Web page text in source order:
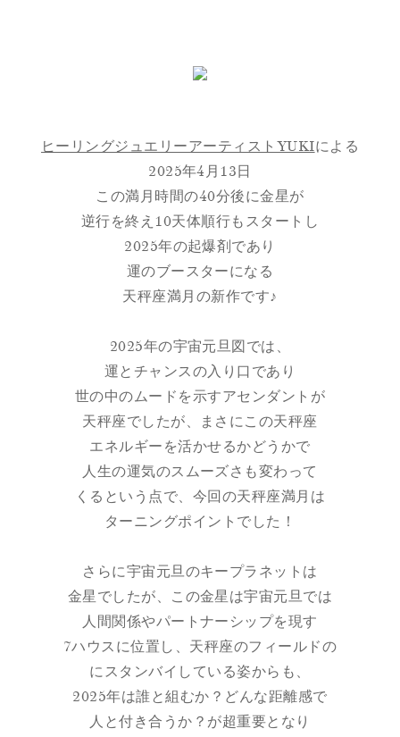
ヒーリングジュエリーアーティストYUKIによる
2025年4月13日
この満月時間の40分後に金星が
逆行を終え10天体順行もスタートし
2025年の起爆剤であり
運のブースターになる
天秤座満月の新作です♪
2025年の宇宙元旦図では、
運とチャンスの入り口であり
世の中のムードを示すアセンダントが
天秤座でしたが、まさにこの天秤座
エネルギーを活かせるかどうかで
人生の運気のスムーズさも変わって
くるという点で、今回の天秤座満月は
ターニングポイントでした！
さらに宇宙元旦のキープラネットは
金星でしたが、この金星は宇宙元旦では
人間関係やパートナーシップを現す
7ハウスに位置し、天秤座のフィールドの
にスタンバイしている姿からも、
2025年は誰と組むか？どんな距離感で
人と付き合うか？が超重要となり